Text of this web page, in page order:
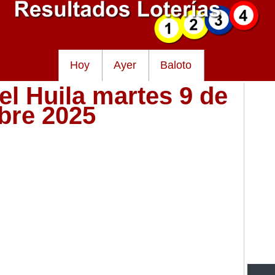
Hoy Ayer Baloto
Huila martes 9 de
2025